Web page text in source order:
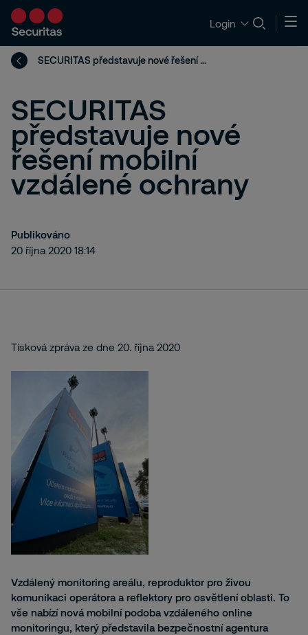
Login
SECURITAS představuje nové řešení mobilní vzdálené ochrany
SECURITAS
představuje nové
řešení mobilní
vzdálené ochrany
Publikováno
20 října 2020 18:14
Tisková zpráva ze dne 20. října 2020
Vzdálený monitoring areálu, reproduktor pro živou
komunikaci operátora a reflektory pro osvětlení oblasti. To
vše nabízí nová mobilní podoba vzdáleného online
monitoringu, který představila bezpečnostní agentura